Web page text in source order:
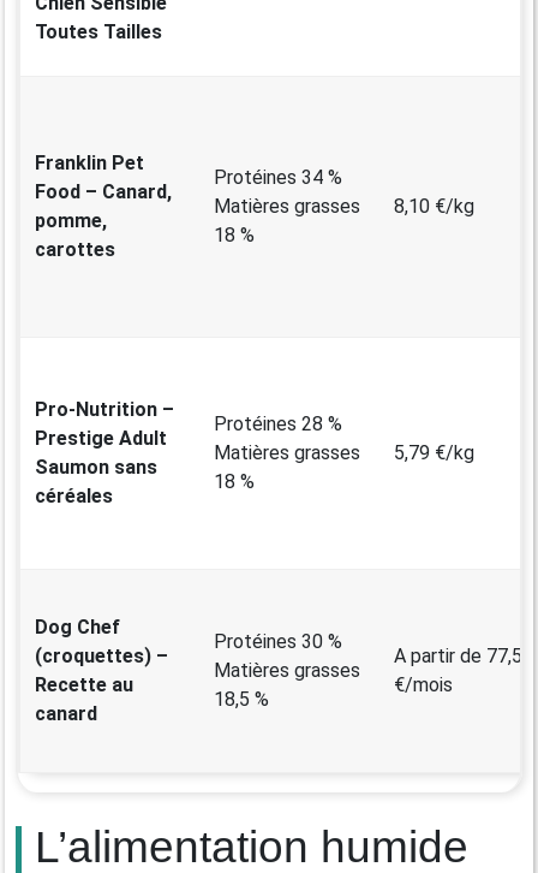
Toutes Tailles
Franklin Pet
Food – Canard,
pomme,
carottes
Protéines 34 %
Matières grasses
18 %
8,10 €/kg
Pro-Nutrition –
Prestige Adult
Saumon sans
céréales
Protéines 28 %
Matières grasses
18 %
5,79 €/kg
Dog Chef
(croquettes) –
Recette au
canard
Protéines 30 %
Matières grasses
18,5 %
A partir de 77,50
€/mois
L’alimentation humide